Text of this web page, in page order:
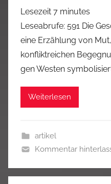
Lesezeit 7 minutes
Leseabrufe: 591 Die
eine Erzählung von
konfliktreichen
gen Westen
Weiterlesen
artikel
Kommentar